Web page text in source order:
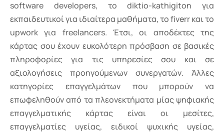
software developers, το diktio-kathigiton για
εκπαιδευτικοί για ιδιαίτερα μαθήματα, το fiverr και το
upwork για freelancers. Έτσι, οι αποδέκτες της
κάρτας σου έχουν ευκολότερη πρόσβαση σε βασικές
πληροφορίες για τις υπηρεσίες σου και σε
αξιολογήσεις προηγούμενων συνεργατών. Άλλες
κατηγορίες επαγγελμάτων που μπορούν να
επωφεληθούν από τα πλεονεκτήματα μίας ψηφιακής
επαγγελματικής κάρτας είναι οι μεσίτες,
επαγγελματίες υγείας, ειδικοί ψυχικής υγείας,